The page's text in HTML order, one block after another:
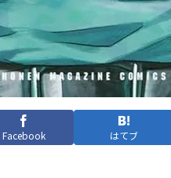
Facebook はてブ